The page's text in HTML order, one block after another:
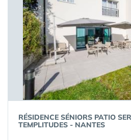
RÉSIDENCE SÉNIORS PATIO
TEMPLITUDES - NANTES